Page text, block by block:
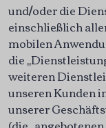
und/oder die
einschließlich
mobilen
die
weiteren
unseren Kunden
unserer